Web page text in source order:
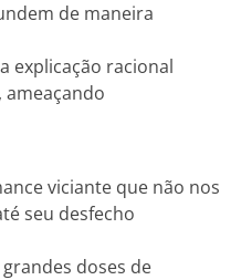
de maneira
explicação racional
viciante que não nos
seu desfecho
doses de